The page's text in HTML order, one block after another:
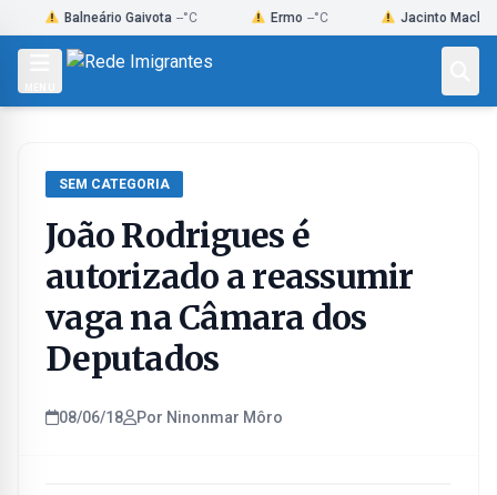
to
Balneário Gaivota --°C Ermo --°C Jacinto Machado --°C
SEM CATEGORIA
João Rodrigues é
autorizado a reassumir
vaga na Câmara dos
Deputados
08/06/18 Por Ninonmar Môro